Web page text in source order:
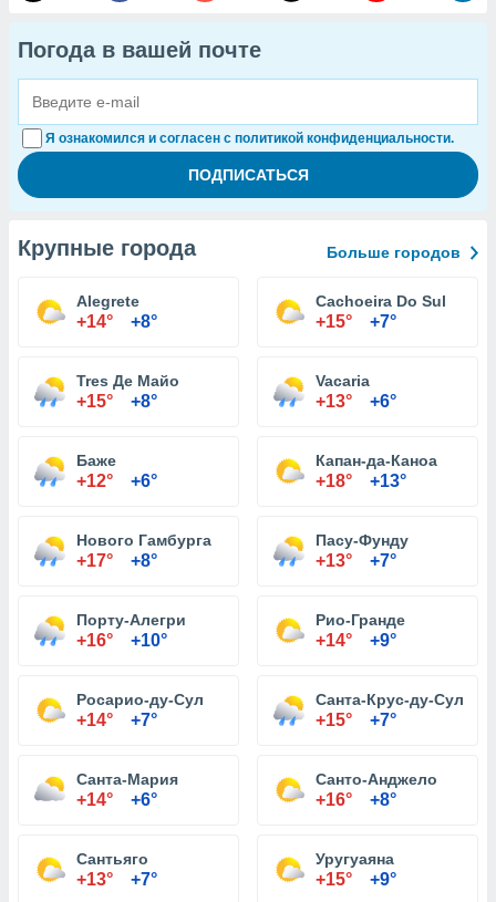
Погода в вашей почте
Я ознакомился и согласен с политикой конфиденциальности.
Крупные города Больше городов
Alegrete
+14° +8°
Cachoeira Do Sul
+15° +7°
Tres Де Майо
+15° +8°
Vacaria
+13° +6°
Баже
+12° +6°
Капан-да-Каноа
+18° +13°
Нового Гамбурга
+17° +8°
Пасу-Фунду
+13° +7°
Порту-Алегри
+16° +10°
Рио-Гранде
+14° +9°
Росарио-ду-Сул
+14° +7°
Санта-Крус-ду-Сул
+15° +7°
Санта-Мария
+14° +6°
Санто-Анджело
+16° +8°
Сантьяго
+13° +7°
Уругуаяна
+15° +9°